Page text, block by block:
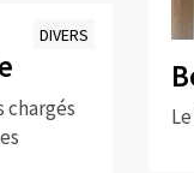
DIVERS
chargés